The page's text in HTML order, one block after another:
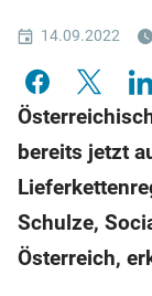
14.09.2022
bereits jetzt
Schulze,
Österreich,